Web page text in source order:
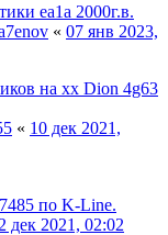
ea1a 2000г.в.
« 07 янв 2023,
на хх Dion 4g63
« 10 дек 2021,
по K-Line.
дек 2021, 02:02